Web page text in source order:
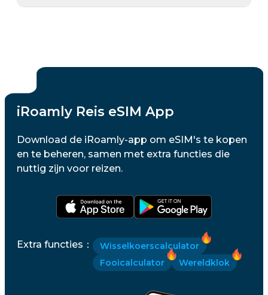
iRoamly Reis eSIM App
Download de iRoamly-app om eSIM's te kopen
en te beheren, samen met extra functies die
nuttig zijn voor reizen.
Extra functies ：
Wisselkoerscalculator
Fooicalculator
Wereldklok